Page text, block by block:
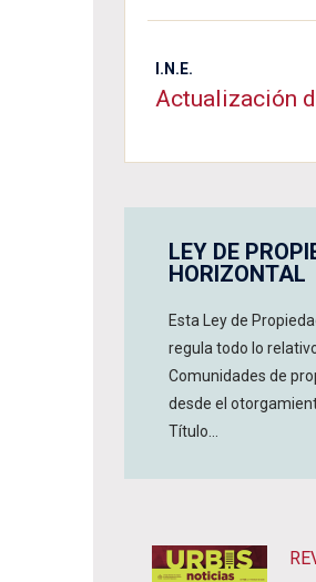
I.N.E.
Actualización
LEY DE
HORIZONTAL
Esta Ley de
regula todo lo
Comunidades de
desde el
Título...